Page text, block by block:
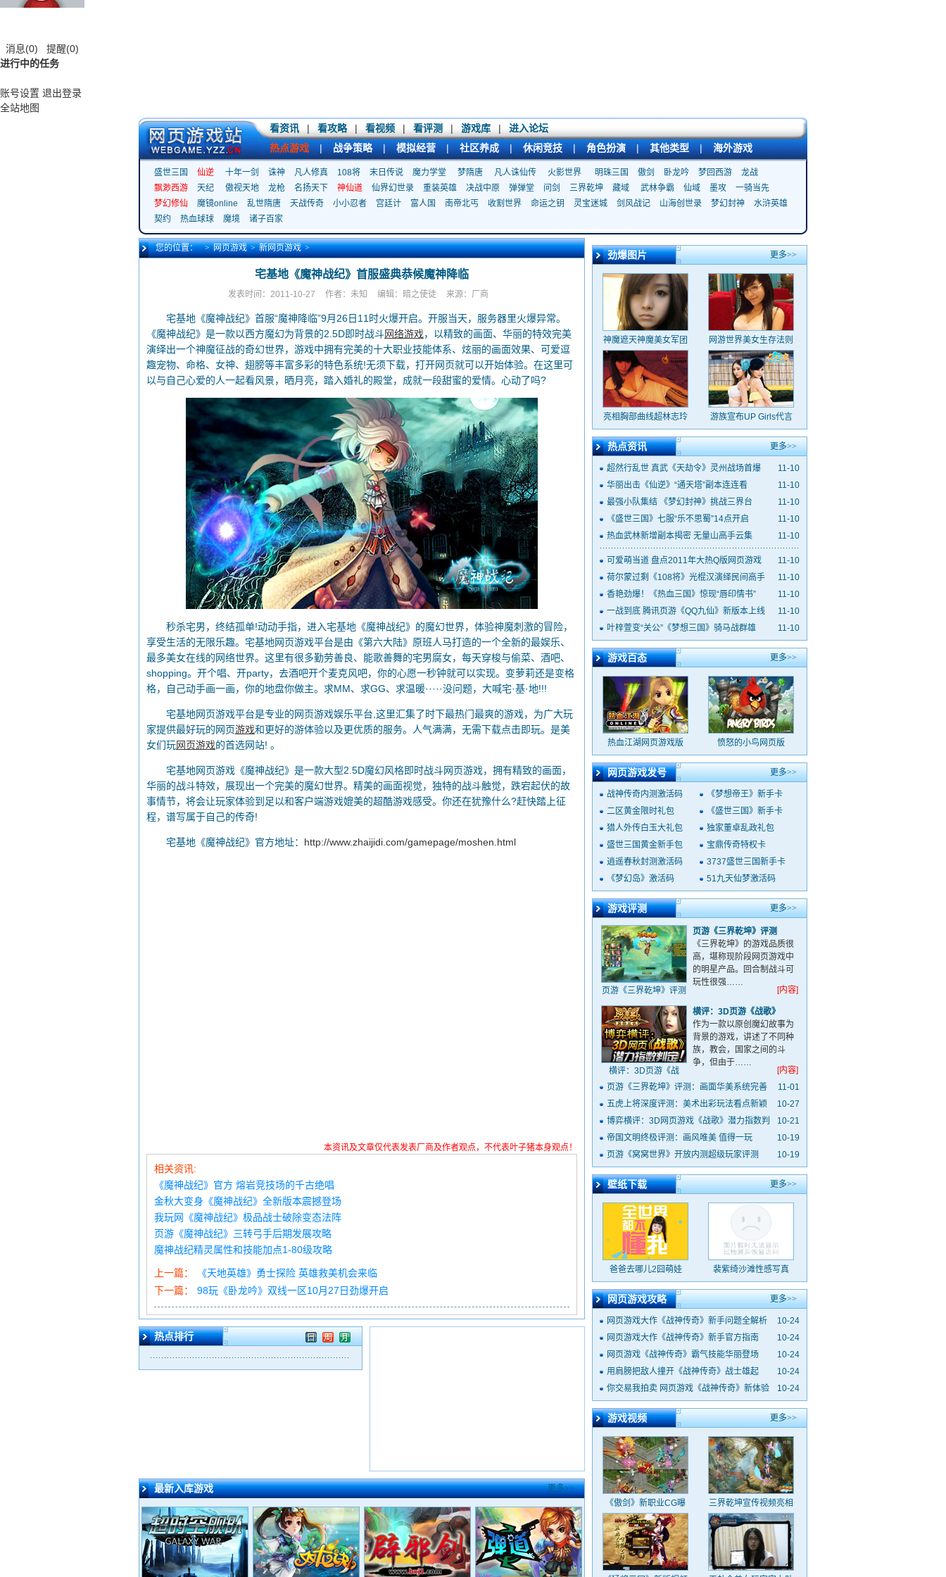
消息(0) 提醒(0)
进行中的任务
账号设置 退出登录
全站地图
看资讯
| 看攻略 | 看视频 | 看评测 | 游戏库 |
进入论坛
热点游戏
| 战争策略 | 模拟经营 | 社区养成 | 休闲竞技 | 角色扮演 | 其他类型 | 海外游戏
盛世三国 仙逆 十年一剑 诛神 凡人修真 108将 末日传说 魔力学堂 梦隋唐 凡人诛仙传 火影世界 明珠三国 傲剑 卧龙吟 梦回西游
龙战
飘渺西游
天纪 傲视天地 龙枪 名扬天下 神仙道 仙界幻世录 重装英雄 决战中原 弹弹堂 问剑 三界乾坤 藏域 武林争霸 仙域 墨攻
一骑当先
梦幻修仙
魔镜online 乱世隋唐 天战传奇 小小忍者 宫廷计 富人国 南帝北丐 收割世界 命运之钥 灵宝迷城 剑风战记 山海创世录 梦幻封神
水浒英雄
契约
热血球球 魔境 诸子百家
您的位置： > 网页游戏 > 新网页游戏 >
宅基地《魔神战纪》首服盛典恭候魔神降临
发表时间：2011-10-27 作者：未知 编辑：暗之使徒 来源：厂商
宅基地《魔神战纪》首服“魔神降临”9月26日11时火爆开启。开服当天，服务器里火爆异常。
《魔神战纪》是一款以西方魔幻为背景的2.5D即时战斗网络游戏，以精致的画面、华丽的特效完美
演绎出一个神魔征战的奇幻世界，游戏中拥有完美的十大职业技能体系、炫丽的画面效果、可爱逗
趣宠物、命格、女神、翅膀等丰富多彩的特色系统!无须下载，打开网页就可以开始体验。在这里可
以与自己心爱的人一起看风景，晒月亮，踏入婚礼的殿堂，成就一段甜蜜的爱情。心动了吗?
秒杀宅男，终结孤单!动动手指，进入宅基地《魔神战纪》的魔幻世界，体验神魔刺激的冒险，
享受生活的无限乐趣。宅基地网页游戏平台是由《第六大陆》原班人马打造的一个全新的最娱乐、
最多美女在线的网络世界。这里有很多勤劳善良、能歌善舞的宅男腐女，每天穿梭与偷菜、酒吧、
shopping。开个唱、开party，去酒吧开个麦克风吧，你的心愿一秒钟就可以实现。变萝莉还是变格
格，自己动手画一画，你的地盘你做主。求MM、求GG、求温暖·····没问题，大喊宅·基·地!!!
宅基地网页游戏平台是专业的网页游戏娱乐平台,这里汇集了时下最热门最爽的游戏，为广大玩
家提供最好玩的网页游戏和更好的游体验以及更优质的服务。人气满满，无需下载点击即玩。是美
女们玩网页游戏的首选网站! 。
宅基地网页游戏《魔神战纪》是一款大型2.5D魔幻风格即时战斗网页游戏，拥有精致的画面，
华丽的战斗特效，展现出一个完美的魔幻世界。精美的画面视觉，独特的战斗触觉，跌宕起伏的故
事情节，将会让玩家体验到足以和客户端游戏媲美的超酷游戏感受。你还在犹豫什么?赶快踏上征
程，谱写属于自己的传奇!
宅基地《魔神战纪》官方地址： http://www.zhaijidi.com/gamepage/moshen.html
本资讯及文章仅代表发表厂商及作者观点，不代表叶子猪本身观点！
相关资讯:
《魔神战纪》官方 熔岩竞技场的千古绝唱
金秋大变身《魔神战纪》全新版本震撼登场
我玩网《魔神战纪》极品战士破除变态法阵
页游《魔神战纪》三转弓手后期发展攻略
魔神战纪精灵属性和技能加点1-80级攻略
上一篇：
《天地英雄》勇士探险 英雄救美机会来临
下一篇：
98玩《卧龙吟》双线一区10月27日劲爆开启
热点排行
更多>>
最新入库游戏
更多>>
劲爆图片
神魔遮天神魔美女军团 网游世界美女生存法则
亮相胸部曲线超林志玲 游族宣布UP Girls代言
更多>>
热点资讯
11-10
超然行乱世 真武《天劫令》灵州战场首爆
11-10
华丽出击《仙逆》“通天塔”副本连连看
11-10
最强小队集结 《梦幻封神》挑战三界台
11-10
《盛世三国》七服“乐不思蜀”14点开启
11-10
热血武林新增副本揭密 无量山高手云集
11-10
可爱萌当道 盘点2011年大热Q版网页游戏
11-10
荷尔蒙过剩《108将》光棍汉演绎民间高手
11-10
香艳劲爆！《热血三国》惊现“唇印情书”
11-10
一战到底 腾讯页游《QQ九仙》新版本上线
11-10
叶梓萱变“关公”《梦想三国》骑马战群雄
更多>>
游戏百态
热血江湖网页游戏版 愤怒的小鸟网页版
更多>>
网页游戏发号
战神传奇内测激活码
《梦想帝王》新手卡
二区黄金限时礼包
《盛世三国》新手卡
猎人外传白玉大礼包
独家董卓乱政礼包
盛世三国黄金新手包
宝鼎传奇特权卡
逍遥春秋封测激活码
3737盛世三国新手卡
《梦幻岛》激活码
51九天仙梦激活码
更多>>
游戏评测
页游《三界乾坤》评测
页游《三界乾坤》评测
《三界乾坤》的游戏品质很
高，堪称现阶段网页游戏中
的明星产品。回合制战斗可
玩性很强……
[内容]
横评：3D页游《战
歌》
横评：3D页游《战歌》
作为一款以原创魔幻故事为
背景的游戏，讲述了不同种
族，教会，国家之间的斗
争，但由于……
[内容]
11-01
页游《三界乾坤》评测：画面华美系统完善
10-27
五虎上将深度评测：美术出彩玩法看点新颖
10-21
博弈横评：3D网页游戏《战歌》潜力指数判
定
10-19
帝国文明终极评测：画风唯美 值得一玩
10-19
页游《窝窝世界》开放内测超级玩家评测
更多>>
壁纸下载
爸爸去哪儿2囧萌娃 裴紫绮沙滩性感写真
更多>>
网页游戏攻略
10-24
网页游戏大作《战神传奇》新手问题全解析
10-24
网页游戏大作《战神传奇》新手官方指南
10-24
网页游戏《战神传奇》霸气技能华丽登场
10-24
用肩膀把敌人撞开《战神传奇》战士雄起
10-24
你交易我拍卖 网页游戏《战神传奇》新体验
更多>>
游戏视频
《傲剑》新职业CG曝
光
三界乾坤宣传视频亮相